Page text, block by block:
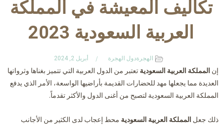
تكاليف المعيشة في المملكة
العربية السعودية 2023
الهجرةدول الهجرة أبريل 2, 2024
إن المملكة العربية السعوديةتعتبر من الدول العربية التي تتميز بغناها وثرواتها
العديدة مما يجعلها مهد للحضارات القديمة بأراضيها الواسعة، الأمر الذي يدفع
المملكة العربية السعودية لتصبح من أغنى الدول والأكثر تقدماً.
ذلك جعل المملكة العربية السعودية محط إعجاب لدى الكثير من الأجانب